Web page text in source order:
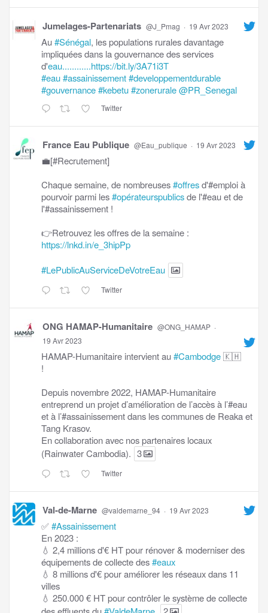
Jumelages-Partenariats @J_Pmag · 19 Avr 2023
Au#Sénégal, les populations rurales davantage
impliquées dans la gouvernance des services
d'eau............https://bit.ly/3A71i3T
#eau#assainissement#developpementdurable
#gouvernance#kebetu#zonerurale@PR_Senegal
Twitter
France Eau Publique @Eau_publique · 19 Avr 2023
💼[#Recrutement]
Chaque semaine, de nombreuses#offresd'#emploi à
pourvoir parmi les#opérateurspublicsde l'#eau et de
l'#assainissement !
👉Retrouvez les offres de la semaine :
https://lnkd.in/e_3hipPp
#LePublicAuServiceDeVotreEau
Twitter
ONG HAMAP-Humanitaire @ONG_HAMAP ·
19 Avr 2023
HAMAP-Humanitaire intervient au#Cambodge🇰🇭
!
Depuis novembre 2022, HAMAP-Humanitaire
entreprend un projet d’amélioration de l’accès à l’#eau
et à l’#assainissement dans les communes de Reaka et
Tang Krasov.
En collaboration avec nos partenaires locaux
(Rainwater Cambodia). 3
Twitter
Val-de-Marne @valdemarne_94 · 19 Avr 2023
✅#Assainissement
En 2023 :
💧 2,4 millions d'€ HT pour rénover & moderniser des
équipements de collecte des#eaux
💧 8 millions d'€ pour améliorer les réseaux dans 11
villes
💧 250.000 € HT pour contrôler le système de collecte